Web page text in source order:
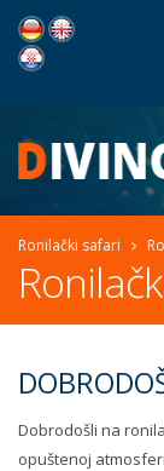
Ronilački safari
Dobrodošli na
opuštenoj